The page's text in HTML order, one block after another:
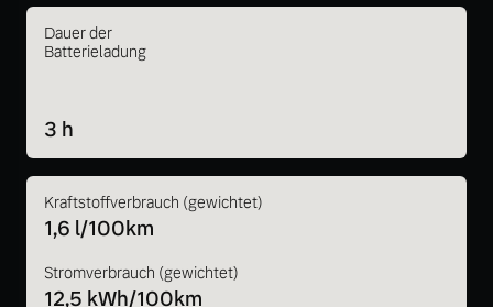
Dauer der
Batterieladung
3 h
Kraftstoffverbrauch (gewichtet)
1,6 l/100km
Stromverbrauch (gewichtet)
12,5 kWh/100km